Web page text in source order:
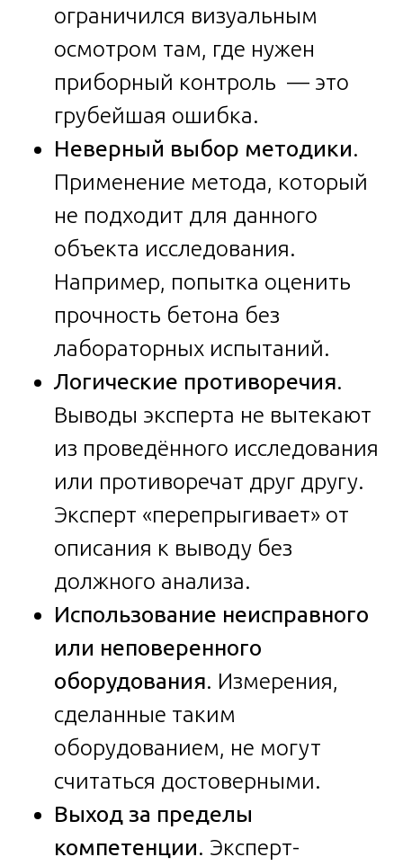
ограничился визуальным
осмотром там, где нужен
приборный контроль — это
грубейшая ошибка.
Неверный выбор методики.
Применение метода, который
не подходит для данного
объекта исследования.
Например, попытка оценить
прочность бетона без
лабораторных испытаний.
Логические противоречия.
Выводы эксперта не вытекают
из проведённого исследования
или противоречат друг другу.
Эксперт «перепрыгивает» от
описания к выводу без
должного анализа.
Использование неисправного
или неповеренного
оборудования. Измерения,
сделанные таким
оборудованием, не могут
считаться достоверными.
Выход за пределы
компетенции. Эксперт-